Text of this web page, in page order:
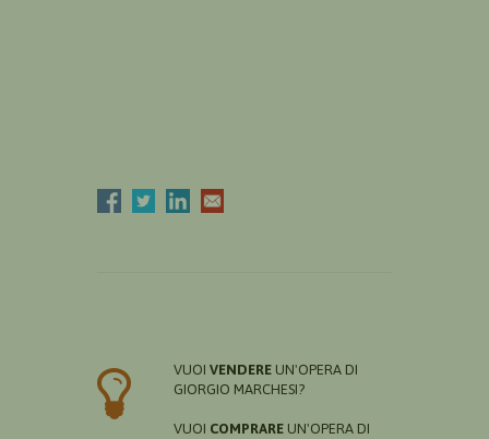
VUOI VENDERE UN'OPERA DI
GIORGIO MARCHESI?
VUOI COMPRARE UN'OPERA DI